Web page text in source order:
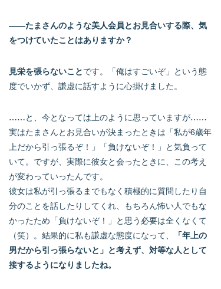
――たまさんのような美人会員とお見合いする際、気
をつけていたことはありますか？
見栄を張らないことです。「俺はすごいぞ」という態
度でいかず、謙虚に話すように心掛けました。
……と、今となっては上のように思っていますが……
実はたまさんとお見合いが決まったときは「私が6歳年
上だから引っ張るぞ！」「負けないぞ！」と気負って
いて。ですが、実際に彼女と会ったときに、この考え
が変わっていったんです。
彼女は私が引っ張るまでもなく積極的に質問したり自
分のことを話したりしてくれ、もちろん怖い人でもな
かったため「負けないぞ！」と思う必要は全くなくて
（笑）。結果的に私も謙虚な態度になって、
「年上の
男だから引っ張らないと」と考えず、対等な人として
接するようになりましたね。